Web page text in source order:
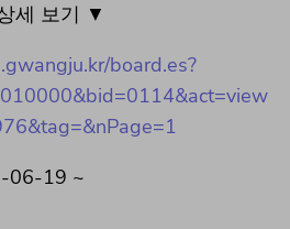
세 보기 ▼
board.es?
06-19 ~